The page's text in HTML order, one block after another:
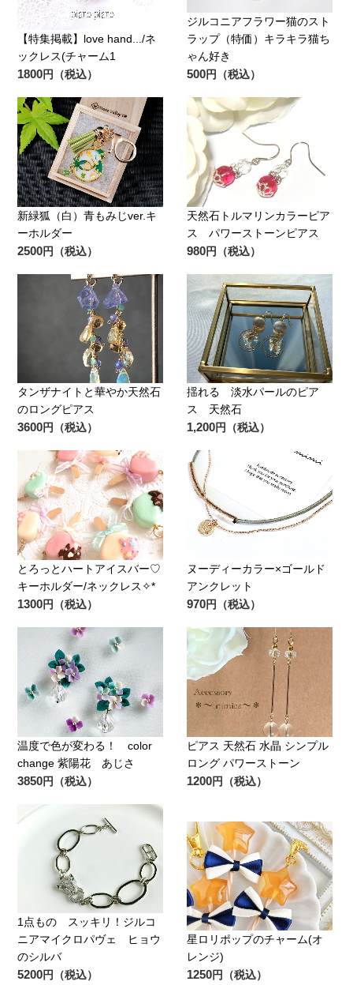
【特集掲載】love hand.../ネ
ックレス(チャーム1
1800円（税込）
ジルコニアフラワー猫のスト
ラップ（特価）キラキラ猫ち
ゃん好き
500円（税込）
新緑狐（白）青もみじver.キ
ーホルダー
2500円（税込）
天然石トルマリンカラーピア
ス パワーストーンピアス
980円（税込）
タンザナイトと華やか天然石
のロングピアス
3600円（税込）
揺れる 淡水パールのピア
ス 天然石
1,200円（税込）
とろっとハートアイスバー♡
キーホルダー/ネックレス✧*
1300円（税込）
ヌーディーカラー×ゴールド
アンクレット
970円（税込）
温度で色が変わる！ color
change 紫陽花 あじさ
3850円（税込）
ピアス 天然石 水晶 シンプル
ロング パワーストーン
1200円（税込）
1点もの スッキリ！ジルコ
ニアマイクロパヴェ ヒョウ
のシルバ
5200円（税込）
星ロリポップのチャーム(オ
レンジ)
1250円（税込）